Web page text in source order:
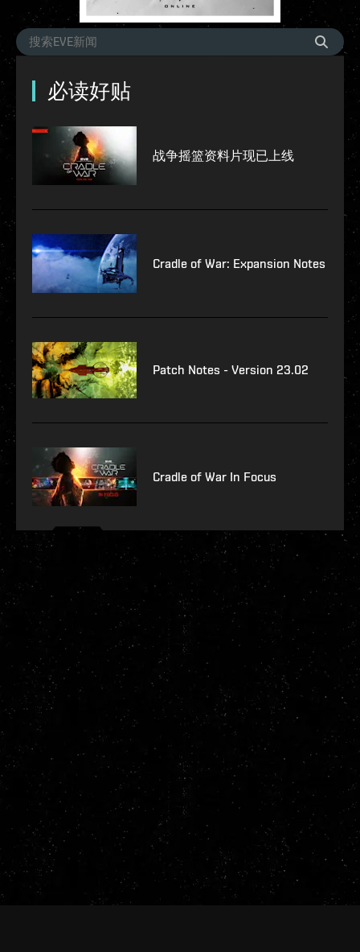
必读好贴
战争摇篮资料片现已上线
Cradle of War: Expansion Notes
Patch Notes - Version 23.02
Cradle of War In Focus